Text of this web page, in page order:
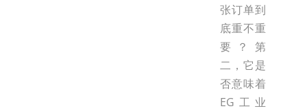
张订单到
底重不重
要？第
二，它是
否意味着
EG工业